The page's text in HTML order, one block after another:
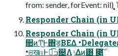
from: sender, forEvent:
Responder Chain (in
Responder Chain (in
૚ͷͲ͜Ͱ΋ड͚ΒΕΔ
•ଞखஈͰಉ͡ߏ଄Λ࣮ݱ͢Δͷ͸ ೉͍͠